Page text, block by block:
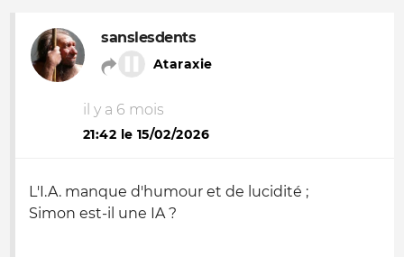
sanslesdents
Ataraxie
il y a 6 mois
21:42 le 15/02/2026
L'I.A. manque d'humour et de lucidité ;
Simon est-il une IA ?